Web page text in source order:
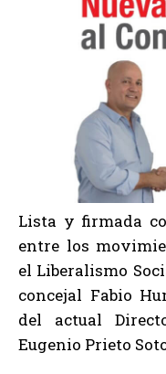
Lista y firmada
entre los
el Liberalismo
concejal Fabio
del actual
Eugenio Prieto